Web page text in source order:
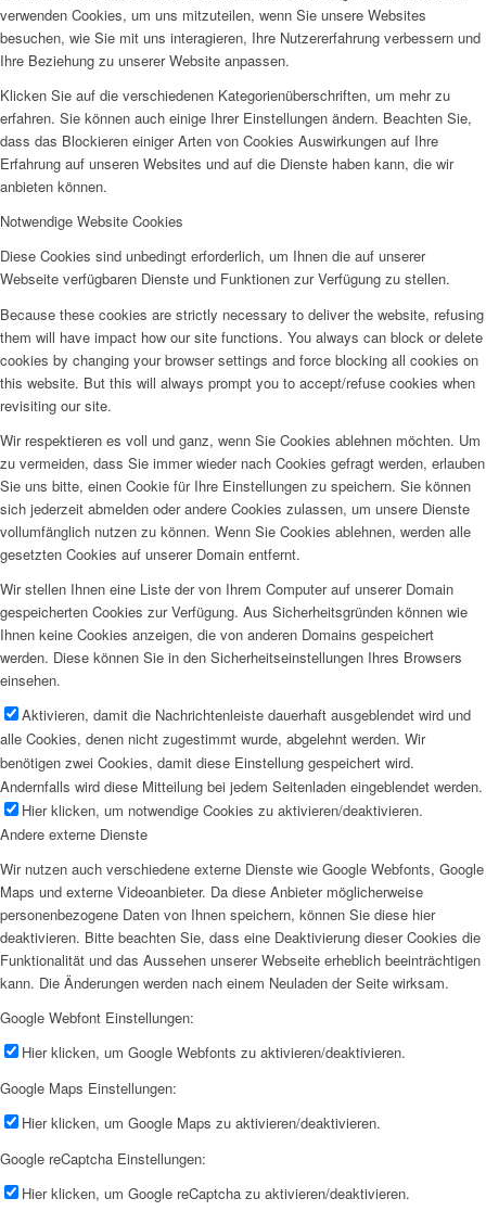
verwenden Cookies, um uns mitzuteilen, wenn Sie unsere Websites
besuchen, wie Sie mit uns interagieren, Ihre Nutzererfahrung verbessern und
Ihre Beziehung zu unserer Website anpassen.
Klicken Sie auf die verschiedenen Kategorienüberschriften, um mehr zu
erfahren. Sie können auch einige Ihrer Einstellungen ändern. Beachten Sie,
dass das Blockieren einiger Arten von Cookies Auswirkungen auf Ihre
Erfahrung auf unseren Websites und auf die Dienste haben kann, die wir
anbieten können.
Notwendige Website Cookies
Diese Cookies sind unbedingt erforderlich, um Ihnen die auf unserer
Webseite verfügbaren Dienste und Funktionen zur Verfügung zu stellen.
Because these cookies are strictly necessary to deliver the website, refusing
them will have impact how our site functions. You always can block or delete
cookies by changing your browser settings and force blocking all cookies on
this website. But this will always prompt you to accept/refuse cookies when
revisiting our site.
Wir respektieren es voll und ganz, wenn Sie Cookies ablehnen möchten. Um
zu vermeiden, dass Sie immer wieder nach Cookies gefragt werden, erlauben
Sie uns bitte, einen Cookie für Ihre Einstellungen zu speichern. Sie können
sich jederzeit abmelden oder andere Cookies zulassen, um unsere Dienste
vollumfänglich nutzen zu können. Wenn Sie Cookies ablehnen, werden alle
gesetzten Cookies auf unserer Domain entfernt.
Wir stellen Ihnen eine Liste der von Ihrem Computer auf unserer Domain
gespeicherten Cookies zur Verfügung. Aus Sicherheitsgründen können wie
Ihnen keine Cookies anzeigen, die von anderen Domains gespeichert
werden. Diese können Sie in den Sicherheitseinstellungen Ihres Browsers
einsehen.
Aktivieren, damit die Nachrichtenleiste dauerhaft ausgeblendet wird und
alle Cookies, denen nicht zugestimmt wurde, abgelehnt werden. Wir
benötigen zwei Cookies, damit diese Einstellung gespeichert wird.
Andernfalls wird diese Mitteilung bei jedem Seitenladen eingeblendet werden.
Hier klicken, um notwendige Cookies zu aktivieren/deaktivieren.
Andere externe Dienste
Wir nutzen auch verschiedene externe Dienste wie Google Webfonts, Google
Maps und externe Videoanbieter. Da diese Anbieter möglicherweise
personenbezogene Daten von Ihnen speichern, können Sie diese hier
deaktivieren. Bitte beachten Sie, dass eine Deaktivierung dieser Cookies die
Funktionalität und das Aussehen unserer Webseite erheblich beeinträchtigen
kann. Die Änderungen werden nach einem Neuladen der Seite wirksam.
Google Webfont Einstellungen:
Hier klicken, um Google Webfonts zu aktivieren/deaktivieren.
Google Maps Einstellungen:
Hier klicken, um Google Maps zu aktivieren/deaktivieren.
Google reCaptcha Einstellungen:
Hier klicken, um Google reCaptcha zu aktivieren/deaktivieren.